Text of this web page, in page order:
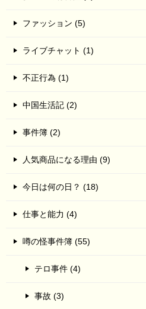
ファッション (5)
ライブチャット (1)
不正行為 (1)
中国生活記 (2)
事件簿 (2)
人気商品になる理由 (9)
今日は何の日？ (18)
仕事と能力 (4)
噂の怪事件簿 (55)
テロ事件 (4)
事故 (3)